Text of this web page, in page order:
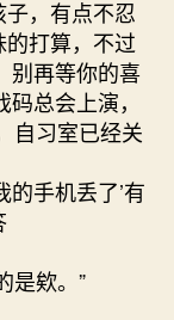
，有点不忍
打算，不过
别再等你的喜
总会上演，
自习室已经关
手机丢了’有
是欸。”